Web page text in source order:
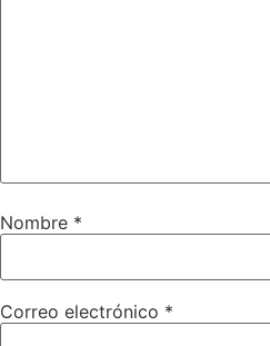
Nombre *
Correo electrónico *